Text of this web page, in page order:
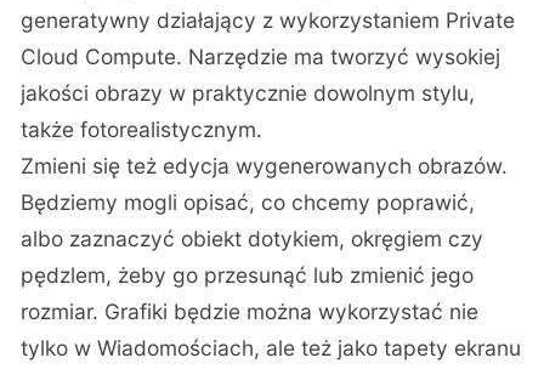
generatywny działający z wykorzystaniem Private
Cloud Compute. Narzędzie ma tworzyć wysokiej
jakości obrazy w praktycznie dowolnym stylu,
także fotorealistycznym.
Zmieni się też edycja wygenerowanych obrazów.
Będziemy mogli opisać, co chcemy poprawić,
albo zaznaczyć obiekt dotykiem, okręgiem czy
pędzlem, żeby go przesunąć lub zmienić jego
rozmiar. Grafiki będzie można wykorzystać nie
tylko w Wiadomościach, ale też jako tapety ekranu